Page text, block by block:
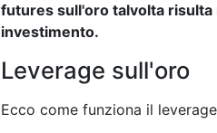
futures sull'oro talvolta
investimento.
Leverage sull'oro
Ecco come funziona il